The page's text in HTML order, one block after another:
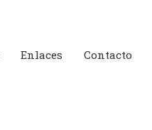
Enlaces Contacto